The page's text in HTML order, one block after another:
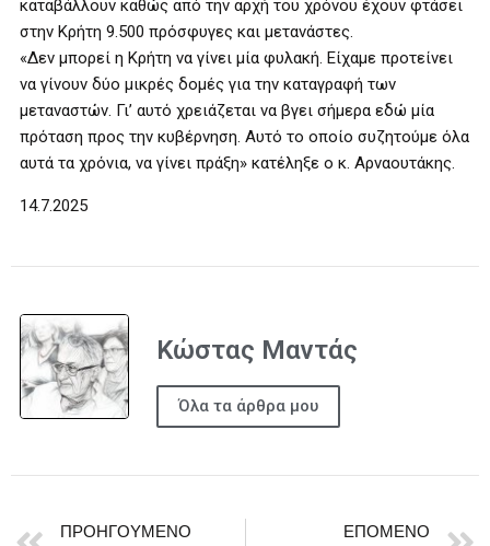
καταβάλλουν καθώς από την αρχή του χρόνου έχουν φτάσει
στην Κρήτη 9.500 πρόσφυγες και μετανάστες.
«Δεν μπορεί η Κρήτη να γίνει μία φυλακή. Είχαμε προτείνει
να γίνουν δύο μικρές δομές για την καταγραφή των
μεταναστών. Γι’ αυτό χρειάζεται να βγει σήμερα εδώ μία
πρόταση προς την κυβέρνηση. Αυτό το οποίο συζητούμε όλα
αυτά τα χρόνια, να γίνει πράξη» κατέληξε ο κ. Αρναουτάκης.
14.7.2025
Κώστας Μαντάς
Όλα τα άρθρα μου
ΠΡΟΗΓΟΎΜΕΝΟ
ΕΠΌΜΕΝΟ